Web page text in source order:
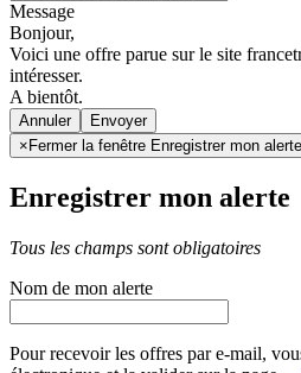
Message
Bonjour,
Voici une offre parue sur le site
intéresser.
A bientôt.
Annuler
× Fermer la fenêtre Enregistrer mon alerte
Enregistrer mon alerte
Tous les champs sont obligatoires
Nom de mon alerte
Pour recevoir les offres par e-mail,